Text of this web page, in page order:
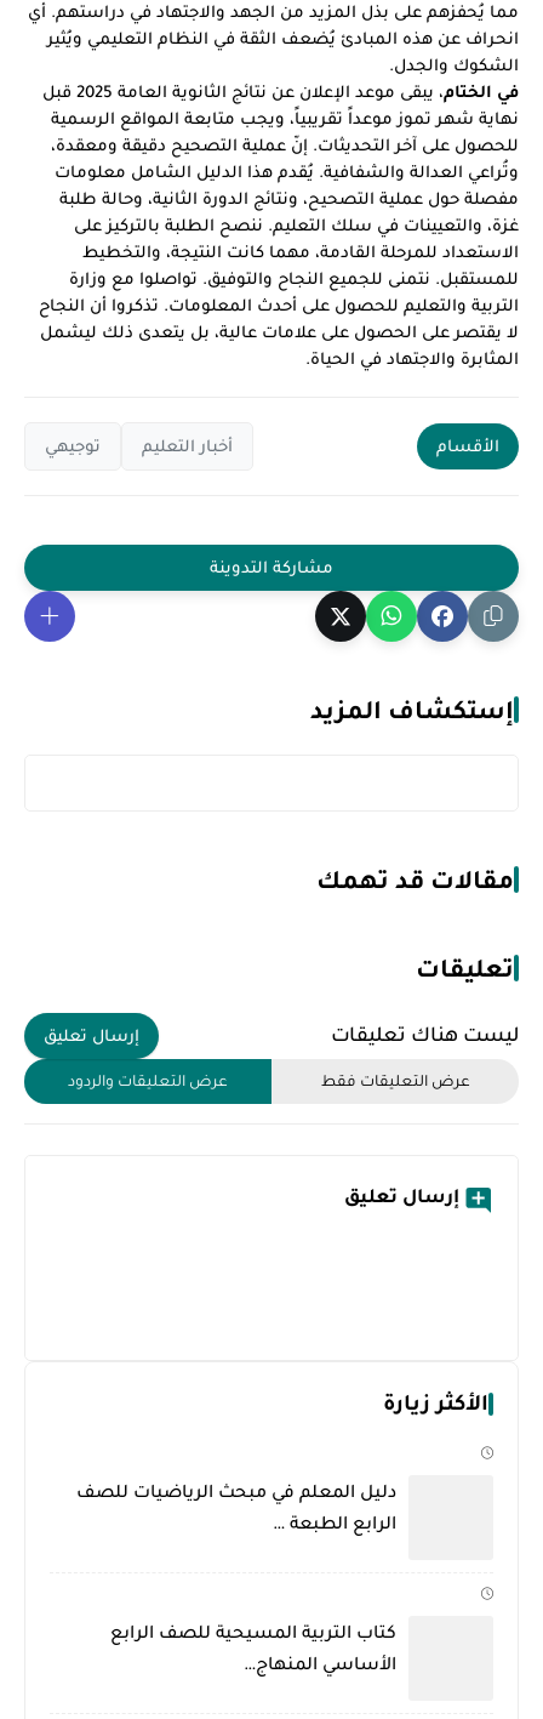
مما يُحفزهم على بذل المزيد من الجهد والاجتهاد في دراستهم. أي
انحراف عن هذه المبادئ يُضعف الثقة في النظام التعليمي ويُثير
الشكوك والجدل.
في الختام
، يبقى موعد الإعلان عن نتائج الثانوية العامة 2025 قبل
نهاية شهر تموز موعداً تقريبياً، ويجب متابعة المواقع الرسمية
للحصول على آخر التحديثات. إنّ عملية التصحيح دقيقة ومعقدة،
وتُراعي العدالة والشفافية. يُقدم هذا الدليل الشامل معلومات
مفصلة حول عملية التصحيح، ونتائج الدورة الثانية، وحالة طلبة
غزة، والتعيينات في سلك التعليم. ننصح الطلبة بالتركيز على
الاستعداد للمرحلة القادمة، مهما كانت النتيجة، والتخطيط
للمستقبل. نتمنى للجميع النجاح والتوفيق. تواصلوا مع وزارة
التربية والتعليم للحصول على أحدث المعلومات. تذكروا أن النجاح
لا يقتصر على الحصول على علامات عالية، بل يتعدى ذلك ليشمل
المثابرة والاجتهاد في الحياة.
الأقسام أخبار التعليم توجيهي
إستكشاف المزيد
مقالات قد تهمك
تعليقات
ليست هناك تعليقات إرسال تعليق
عرض التعليقات فقط عرض التعليقات والردود
إرسال تعليق
الأكثر زيارة
دليل المعلم في مبحث الرياضيات للصف
الرابع الطبعة …
كتاب التربية المسيحية للصف الرابع
الأساسي المنهاج…